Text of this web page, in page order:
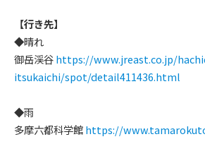
【行き先】
◆晴れ
御岳渓谷https://www.jreast.co.jp/
itsukaichi/spot/detail411436.html
◆雨
多摩六都科学館https://